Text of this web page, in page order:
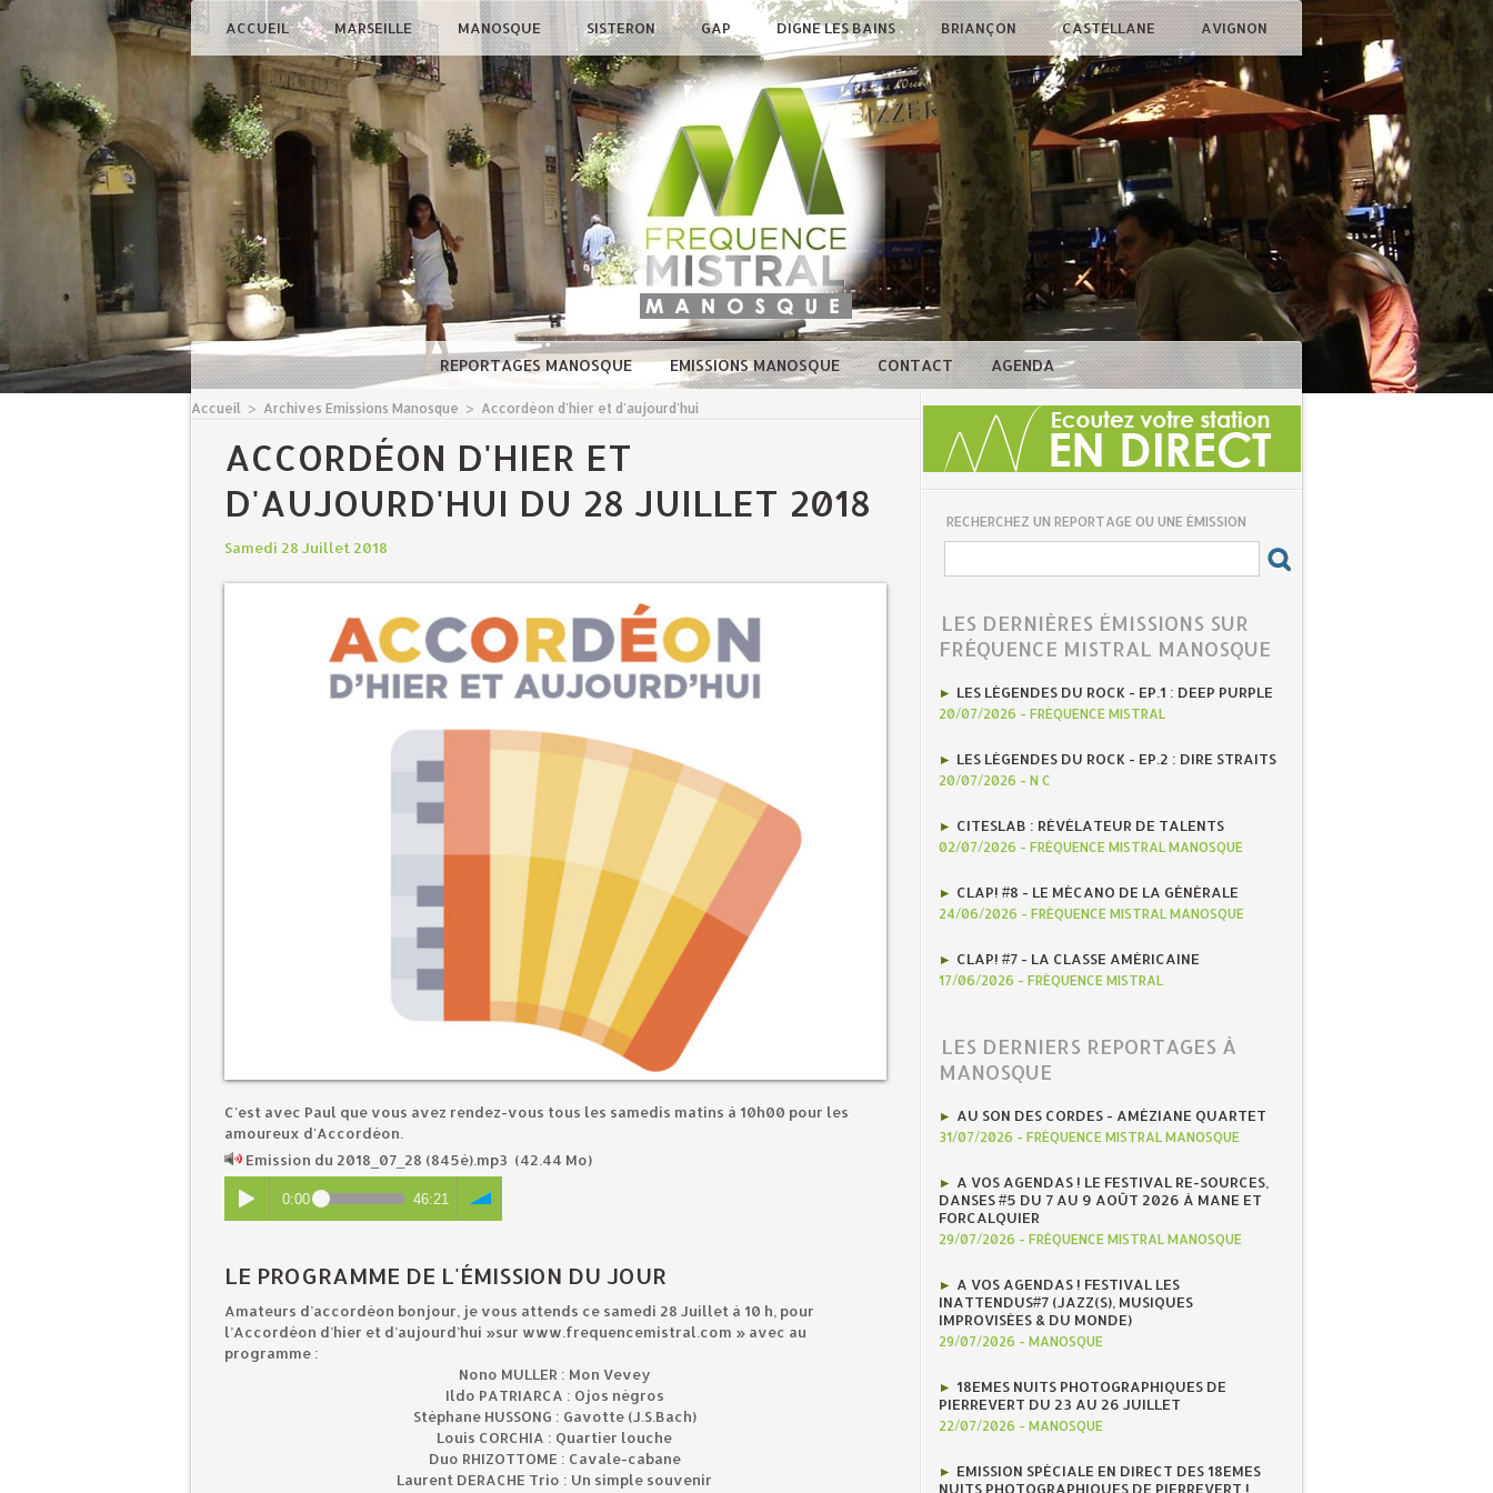
ACCUEIL MARSEILLE MANOSQUE SISTERON GAP DIGNE LES BAINS BRIANÇON CASTELLANE AVIGNON
REPORTAGES MANOSQUE EMISSIONS MANOSQUE CONTACT AGENDA
Accueil > Archives Emissions Manosque > Accordéon d'hier et d'aujourd'hui
ACCORDÉON D'HIER ET
D'AUJOURD'HUI DU 28 JUILLET 2018
Samedi 28 Juillet 2018
C'est avec Paul que vous avez rendez-vous tous les samedis matins à 10h00 pour les
amoureux d'Accordéon.
Emission du 2018_07_28 (845è).mp3 (42.44 Mo)
0:00 46:21
LE PROGRAMME DE L'ÉMISSION DU JOUR
Amateurs d’accordéon bonjour, je vous attends ce samedi 28 Juillet à 10 h, pour
l’Accordéon d’hier et d’aujourd’hui »sur www.frequencemistral.com » avec au
programme :
Nono MULLER : Mon Vevey
Ildo PATRIARCA : Ojos négros
Stéphane HUSSONG : Gavotte (J.S.Bach)
Louis CORCHIA : Quartier louche
Duo RHIZOTTOME : Cavale-cabane
Laurent DERACHE Trio : Un simple souvenir
RECHERCHEZ UN REPORTAGE OU UNE ÉMISSION
LES DERNIÈRES ÉMISSIONS SUR
FRÉQUENCE MISTRAL MANOSQUE
LES LÉGENDES DU ROCK - EP.1 : DEEP PURPLE
20/07/2026 - FRÉQUENCE MISTRAL
LES LÉGENDES DU ROCK - EP.2 : DIRE STRAITS
20/07/2026 - N C
CITESLAB : RÉVÉLATEUR DE TALENTS
02/07/2026 - FRÉQUENCE MISTRAL MANOSQUE
CLAP! #8 - LE MÉCANO DE LA GÉNÉRALE
24/06/2026 - FRÉQUENCE MISTRAL MANOSQUE
CLAP! #7 - LA CLASSE AMÉRICAINE
17/06/2026 - FRÉQUENCE MISTRAL
LES DERNIERS REPORTAGES À
MANOSQUE
AU SON DES CORDES - AMÉZIANE QUARTET
31/07/2026 - FRÉQUENCE MISTRAL MANOSQUE
A VOS AGENDAS ! LE FESTIVAL RE-SOURCES,
DANSES #5 DU 7 AU 9 AOÛT 2026 À MANE ET
FORCALQUIER
29/07/2026 - FRÉQUENCE MISTRAL MANOSQUE
A VOS AGENDAS ! FESTIVAL LES
INATTENDUS#7 (JAZZ(S), MUSIQUES
IMPROVISÉES & DU MONDE)
29/07/2026 - MANOSQUE
18EMES NUITS PHOTOGRAPHIQUES DE
PIERREVERT DU 23 AU 26 JUILLET
22/07/2026 - MANOSQUE
EMISSION SPÉCIALE EN DIRECT DES 18EMES
NUITS PHOTOGRAPHIQUES DE PIERREVERT !